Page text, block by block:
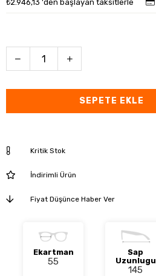
₺2.946,13 'den başlayan taksitlerle
Kritik Stok
İndirimli Ürün
Fiyat Düşünce Haber Ver
Ekartman
55
Sap
Uzunlugu
145